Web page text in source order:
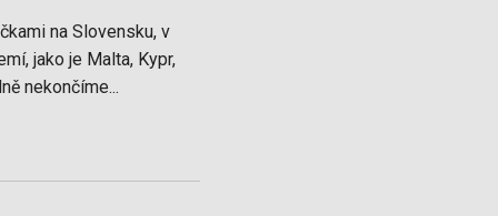
na Slovensku, v
jako je Malta, Kypr,
nekončíme...